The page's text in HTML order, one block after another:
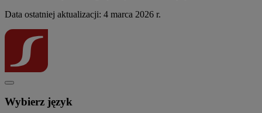
Data ostatniej aktualizacji: 4 marca 2026 r.
Wybierz język